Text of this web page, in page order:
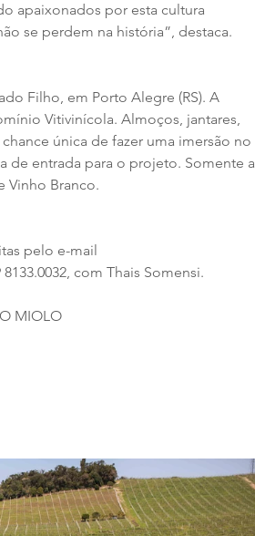
apaixonados por esta cultura
se perdem na história”, destaca.
Filho, em Porto Alegre (RS). A
Vitivinícola. Almoços, jantares,
única de fazer uma imersão no
entrada para o projeto. Somente a
Vinho Branco.
pelo e-mail
com Thais Somensi.
MIOLO